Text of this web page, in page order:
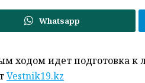
Whatsapp
ходом идет подготовка к
Vestnik19.kz